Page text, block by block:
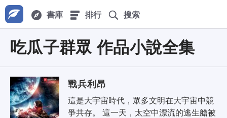
書庫 排行 搜索
吃瓜子群眾 作品小說全集
戰兵利昂
這是大宇宙時代，眾多文明在大宇宙中競
爭共存。 這一天，太空中漂流的逃生艙被